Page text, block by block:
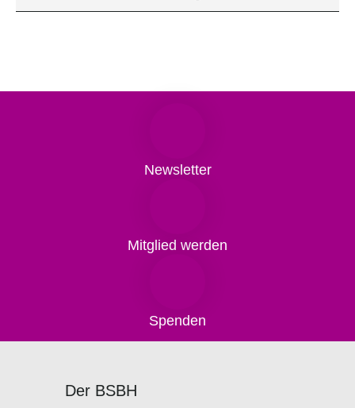
Newsletter
Mitglied werden
Spenden
Der BSBH